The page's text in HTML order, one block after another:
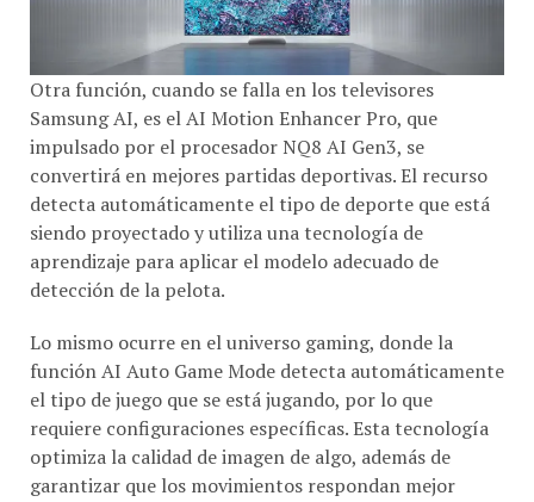
Otra función, cuando se falla en los televisores
Samsung AI, es el AI Motion Enhancer Pro, que
impulsado por el procesador NQ8 AI Gen3, se
convertirá en mejores partidas deportivas. El recurso
detecta automáticamente el tipo de deporte que está
siendo proyectado y utiliza una tecnología de
aprendizaje para aplicar el modelo adecuado de
detección de la pelota.
Lo mismo ocurre en el universo gaming, donde la
función AI Auto Game Mode detecta automáticamente
el tipo de juego que se está jugando, por lo que
requiere configuraciones específicas. Esta tecnología
optimiza la calidad de imagen de algo, además de
garantizar que los movimientos respondan mejor